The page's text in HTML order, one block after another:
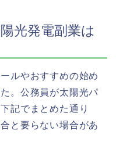
光発電副業は
ルやおすすめの始め
。公務員が太陽光パ
記でまとめた通り
と要らない場合があ